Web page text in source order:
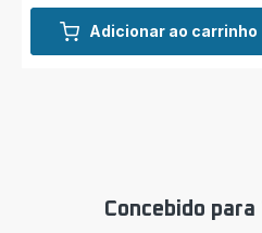
Adicionar ao carrinho
Concebido